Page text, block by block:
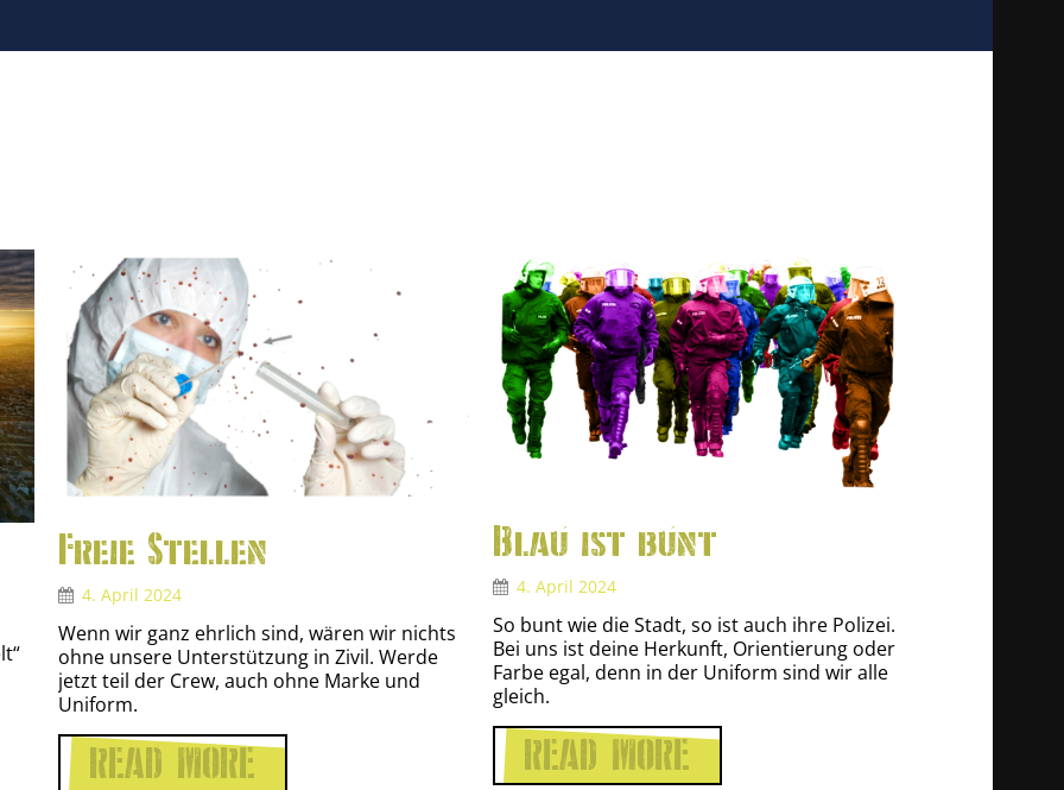
Freie Stellen
4. April 2024
Wenn wir ganz ehrlich sind, wären wir nichts
ohne unsere Unterstützung in Zivil. Werde
jetzt teil der Crew, auch ohne Marke und
Uniform.
READ MORE
Blau ist bunt
4. April 2024
So bunt wie die Stadt, so ist auch ihre Polizei.
Bei uns ist deine Herkunft, Orientierung oder
Farbe egal, denn in der Uniform sind wir alle
gleich.
READ MORE